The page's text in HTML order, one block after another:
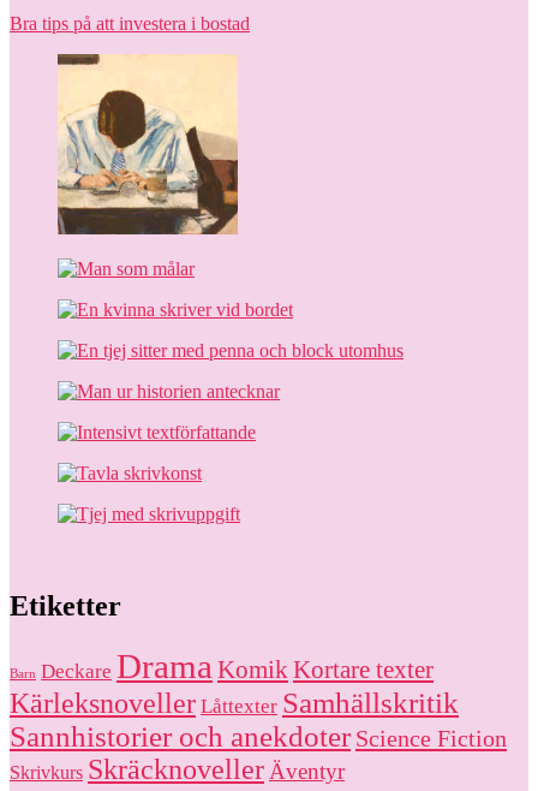
Bra tips på att investera i bostad
Etiketter
Barn Deckare Drama Komik Kortare texter
Kärleksnoveller Låttexter Samhällskritik
Sannhistorier och anekdoter Science Fiction
Skrivkurs Skräcknoveller Äventyr